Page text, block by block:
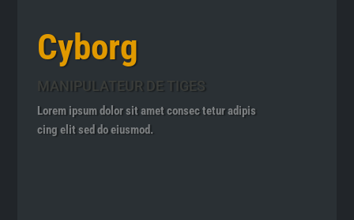
Cyborg
MANIPULATEUR DE TIGES
Lorem ipsum dolor sit amet consec tetur adipis
cing elit sed do eiusmod.